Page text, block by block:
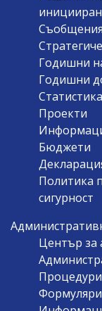
Годишни
Годишни
Статистика
Проекти
Бюджети
Политика
сигурност
Център за
Процедури
Формуляри